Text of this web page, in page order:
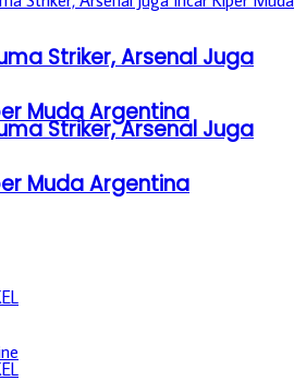
Striker, Arsenal Juga
Muda Argentina
Striker, Arsenal Juga
Muda Argentina